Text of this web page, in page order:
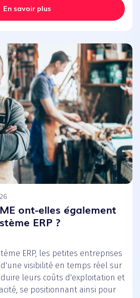
En savoir plus
ont-elles également
ERP ?
ERP, les petites entreprises
visibilité en temps réel sur
leurs coûts d'exploitation et
se positionnant ainsi pour